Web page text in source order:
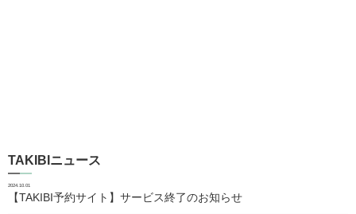
TAKIBIニュース
2024.10.01
【TAKIBI予約サイト】サービス終了のお知らせ